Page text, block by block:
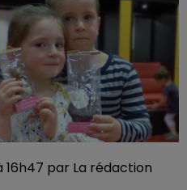
16h47 par La rédaction